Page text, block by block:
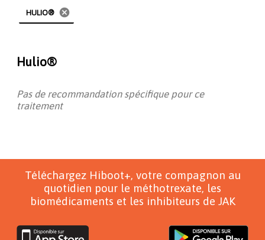
HULIO® cancel
Hulio®
Pas de recommandation spécifique pour ce
traitement
Téléchargez Hiboot+, votre compagnon au
quotidien pour le méthotrexate, les
biomédicaments et les inhibiteurs de JAK